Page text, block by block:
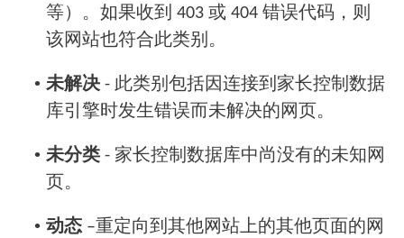
等）。如果收到 403 或 404 错误代码，则
该网站也符合此类别。
• 未解决- 此类别包括因连接到家长控制数据
库引擎时发生错误而未解决的网页。
• 未分类 - 家长控制数据库中尚没有的未知网
页。
• 动态–重定向到其他网站上的其他页面的网